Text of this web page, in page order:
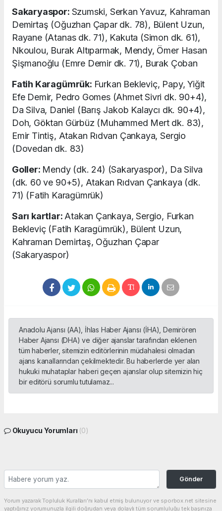
Sakaryaspor: Szumski, Serkan Yavuz, Kahraman
Demirtaş (Oğuzhan Çapar dk. 78), Bülent Uzun,
Rayane (Atanas dk. 71), Kakuta (Simon dk. 61),
Nkoulou, Burak Altıparmak, Mendy, Ömer Hasan
Şişmanoğlu (Emre Demir dk. 71), Burak Çoban
Fatih Karagümrük: Furkan Bekleviç, Papy, Yiğit
Efe Demir, Pedro Gomes (Ahmet Sivri dk. 90+4),
Da Silva, Daniel (Barış Jakob Kalaycı dk. 90+4),
Doh, Göktan Gürbüz (Muhammed Mert dk. 83),
Emir Tintiş, Atakan Rıdvan Çankaya, Sergio
(Dovedan dk. 83)
Goller: Mendy (dk. 24) (Sakaryaspor), Da Silva
(dk. 60 ve 90+5), Atakan Rıdvan Çankaya (dk.
71) (Fatih Karagümrük)
Sarı kartlar: Atakan Çankaya, Sergio, Furkan
Bekleviç (Fatih Karagümrük), Bülent Uzun,
Kahraman Demirtaş, Oğuzhan Çapar
(Sakaryaspor)
Anadolu Ajansı (AA), İhlas Haber Ajansı (İHA), Demirören
Haber Ajansı (DHA) ve diğer ajanslar tarafından eklenen
tüm haberler, sitemizin editörlerinin müdahalesi olmadan
ajans kanallarından çekilmektedir. Bu haberlerde yer alan
hukuki muhataplar haberi geçen ajanslar olup sitemizin hiç
bir editörü sorumlu tutulamaz...
Okuyucu Yorumları (0)
Gönder
Yorum yazarak Topluluk Kuralları’nı kabul etmiş bulunuyor ve sporbox.net sitesine
yaptığınız yorumunuzla ilgili doğrudan veya dolaylı tüm sorumluluğu tek başınıza